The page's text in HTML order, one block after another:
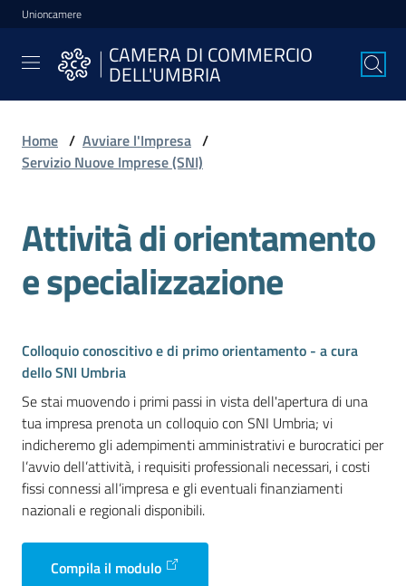
Vai al contenuto
Vai alla navigazione
Vai al footer
Unioncamere
CAMERA DI COMMERCIO
DELL'UMBRIA
CAMERA DI
COMMERCIO
DELL'UMBRIA
Avviare
l'Impresa
Gestire
Promuovere
l'Impresa
e
territorio
Home / Avviare l'Impresa /
Servizio Nuove Imprese (SNI)
Attività di orientamento
e specializzazione
Colloquio conoscitivo e di primo orientamento - a cura
dello SNI Umbria
Se stai muovendo i primi passi in vista dell'apertura di una
tua impresa prenota un colloquio con SNI Umbria; vi
indicheremo gli adempimenti amministrativi e burocratici per
l’avvio dell’attività, i requisiti professionali necessari, i costi
fissi connessi all’impresa e gli eventuali finanziamenti
nazionali e regionali disponibili.
Compila il modulo